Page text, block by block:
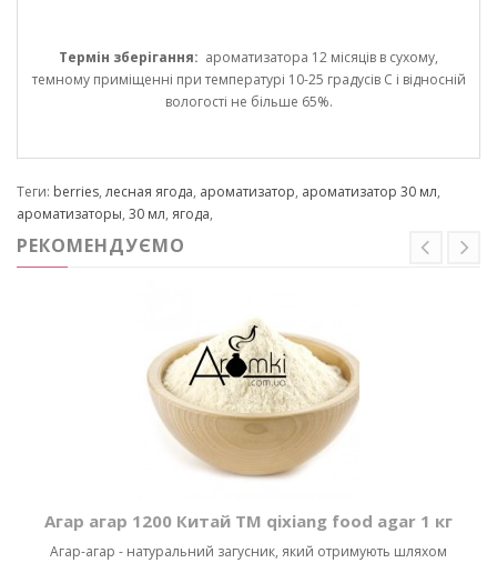
Термін зберігання: ароматизатора 12 місяців в сухому,
темному приміщенні при температурі 10-25 градусів С і відносній
вологості не більше 65%.
Теги: berries, лесная ягода, ароматизатор, ароматизатор 30 мл,
ароматизаторы, 30 мл, ягода,
РЕКОМЕНДУЄМО
Агар агар 1200 Китай ТМ qixiang food agar 1 кг
Агар-агар - натуральний загусник, який отримують шляхом